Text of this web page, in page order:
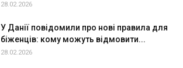
28.02.2026
У Данії повідомили про нові правила для
біженців: кому можуть відмовити...
28.02.2026